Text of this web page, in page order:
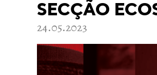
SECÇÃO
24.05.2023